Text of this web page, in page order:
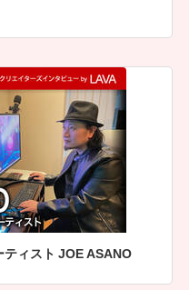
ィスト JOE ASANO